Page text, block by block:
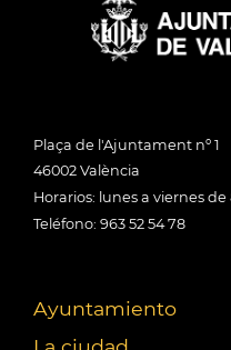
Plaça de l'Ajuntament nº 1
46002 València
Horarios: lunes a viernes de
Teléfono: 963 52 54 78
Ayuntamiento